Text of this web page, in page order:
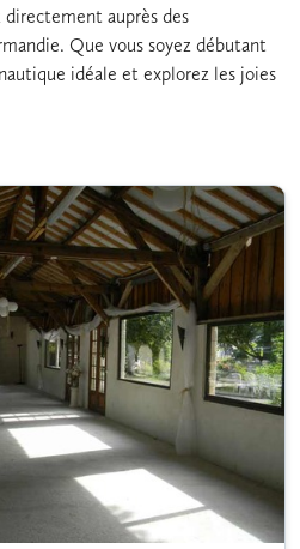
auprès des
Que vous soyez débutant
idéale et explorez les joies